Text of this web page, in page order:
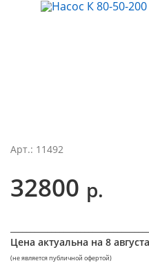
Арт.: 11492
32800 р.
Цена актуальна на 8
(не является публичной офертой)